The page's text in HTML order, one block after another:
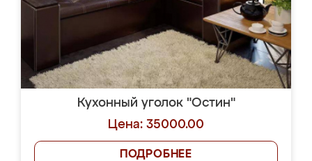
Кухонный уголок "Остин"
Цена: 35000.00
ПОДРОБНЕЕ